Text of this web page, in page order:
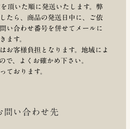
頂いた順に発送いたします。弊
たら、商品の発送日中に、ご依
い合わせ番号を併せてメールに
ます。
お客様負担となります。地域によ
で、よくお確かめ下さい。
ております。
問い合わせ先